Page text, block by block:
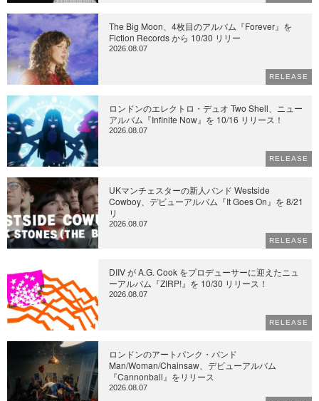
The Big Moon、4枚目のアルバム『Forever』を
Fiction Records から 10/30 リリー
2026.08.07
RELEASE
ロンドンのエレクトロ・デュオ Two Shell、ニュー
アルバム『Infinite Now』を 10/16 リリース！
2026.08.07
RELEASE
UKマンチェスターの新人バンド Westside
Cowboy、デビューアルバム『It Goes On』を 8/21
リ
2026.08.07
RELEASE
DIIV が A.G. Cook をプロデューサーに迎えたニュ
ーアルバム『ZIRP!』を 10/30 リリース！
2026.08.07
RELEASE
ロンドンのアートパンク・バンド
Man/Woman/Chainsaw、デビューアルバム
『Cannonball』をリリース
2026.08.07